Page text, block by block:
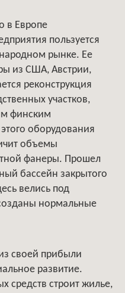
в Европе
пользуется
рынке. Ее
из США, Австрии,
реконструкция
участков,
финским
оборудования
объемы
фанеры. Прошел
бассейн закрытого
велись под
нормальные
своей прибыли
развитие.
средств строит жилье,